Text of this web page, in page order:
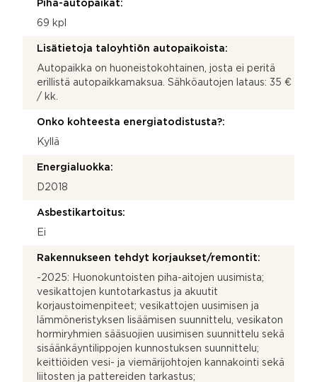
Piha-autopaikat:
69 kpl
Lisätietoja taloyhtiön autopaikoista:
Autopaikka on huoneistokohtainen, josta ei peritä
erillistä autopaikkamaksua. Sähköautojen lataus: 35 €
/ kk.
Onko kohteesta energiatodistusta?:
Kyllä
Energialuokka:
D2018
Asbestikartoitus:
Ei
Rakennukseen tehdyt korjaukset/remontit:
-2025: Huonokuntoisten piha-aitojen uusimista;
vesikattojen kuntotarkastus ja akuutit
korjaustoimenpiteet; vesikattojen uusimisen ja
lämmöneristyksen lisäämisen suunnittelu, vesikaton
hormiryhmien sääsuojien uusimisen suunnittelu sekä
sisäänkäyntilippojen kunnostuksen suunnittelu;
keittiöiden vesi- ja viemärijohtojen kannakointi sekä
liitosten ja pattereiden tarkastus;